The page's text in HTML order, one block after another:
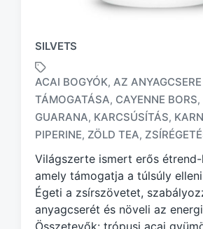
SILVETS
a
g
g
d
w
i
ACAI BOGYÓK, AZ ANYAGCSERE
TÁMOGATÁSA, CAYENNE BORS,
GUARANA, KARCSÚSÍTÁS,
PIPERINE, ZÖLD TEA,
Világszerte ismert erős
amely támogatja a túlsúly
Égeti a zsírszövetet,
anyagcserét és növeli az